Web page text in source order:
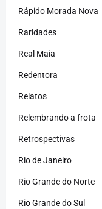
Rápido Morada Nova
Raridades
Real Maia
Redentora
Relatos
Relembrando a frota
Retrospectivas
Rio de Janeiro
Rio Grande do Norte
Rio Grande do Sul